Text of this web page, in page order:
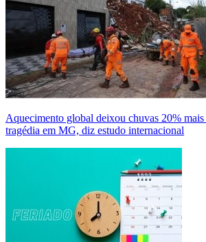
Aquecimento global deixou chuvas 20% mais
tragédia em MG, diz estudo internacional